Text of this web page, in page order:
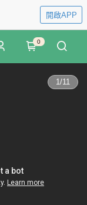
開啟APP
0
1/11